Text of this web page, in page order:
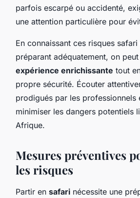
parfois escarpé ou accidenté,
une attention particulière pour
En connaissant ces risques safari
préparant adéquatement, on
expérience enrichissante tout
propre sécurité. Écouter
prodigués par les professionnels
minimiser les dangers potentiels
Afrique.
Mesures préventives
les risques
Partir en safari nécessite une